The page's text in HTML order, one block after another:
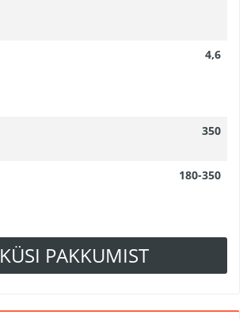
4,6
350
180-350
KÜSI PAKKUMIST